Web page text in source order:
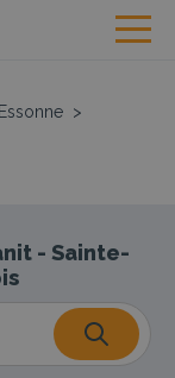
Essonne >
- Sainte-